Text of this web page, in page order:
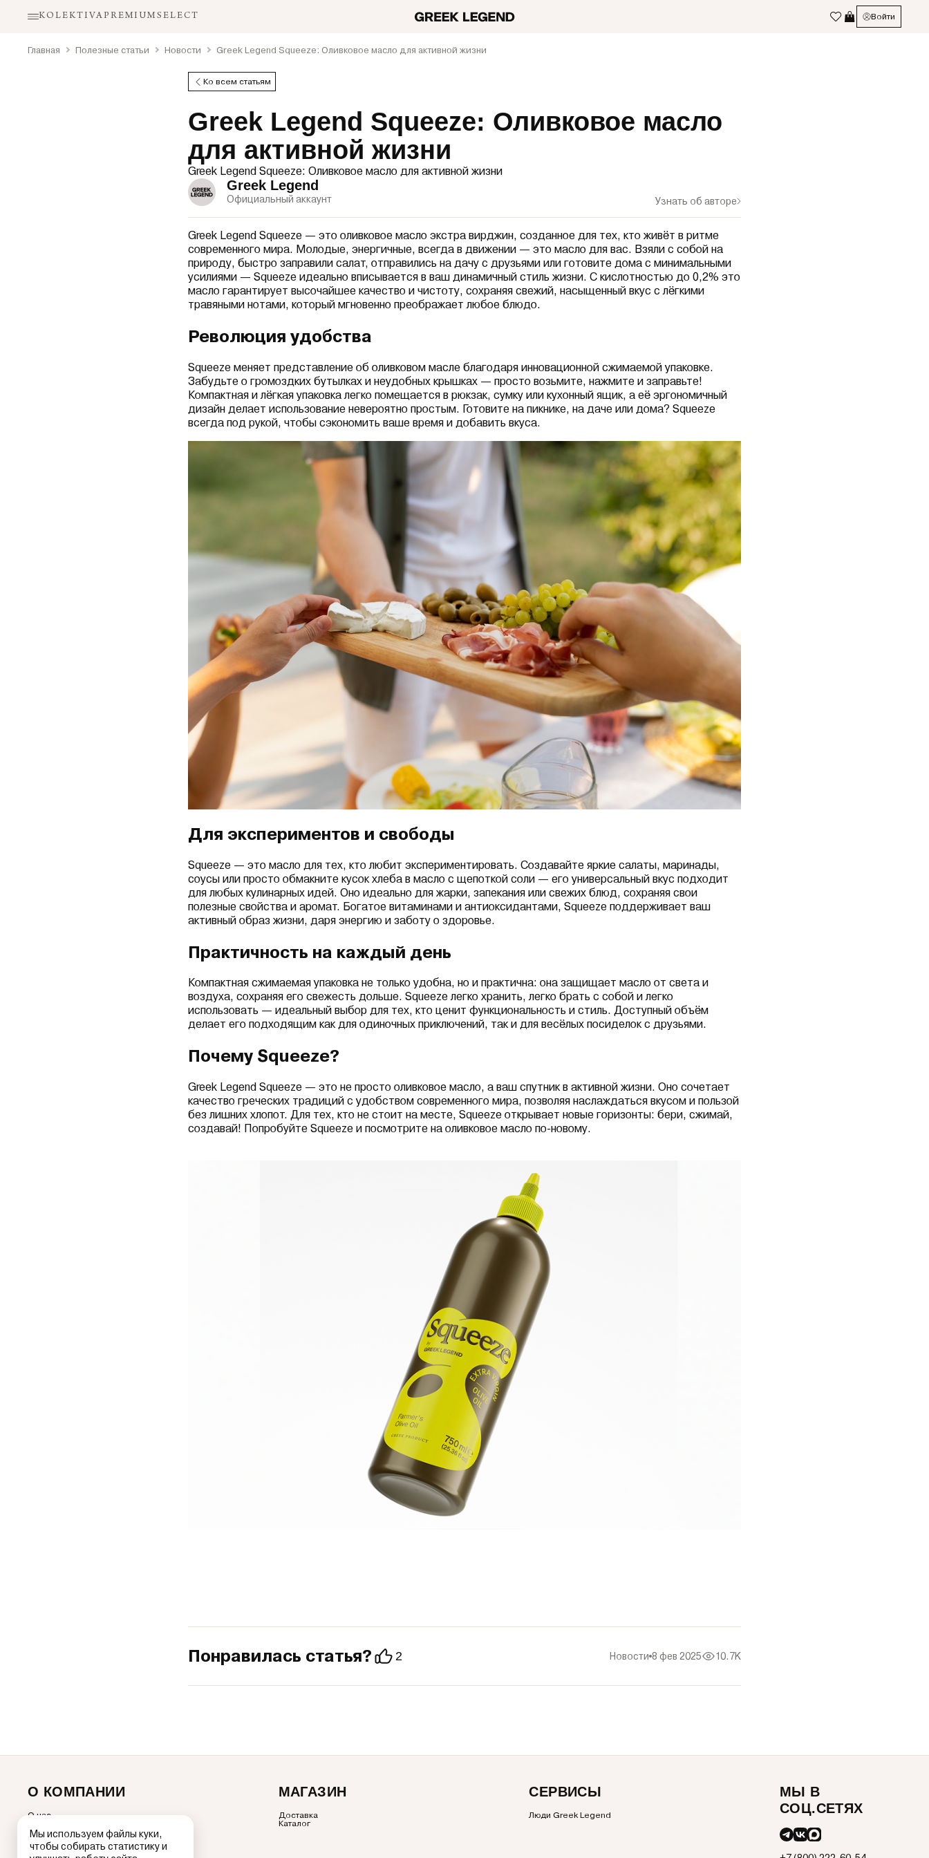
KOLEKTIVAPREMIUMSELECT Войти
Главная Полезные статьи Новости Greek Legend Squeeze: Оливковое масло для активной жизни
Ко всем статьям
Greek Legend Squeeze: Оливковое масло
для активной жизни
Greek Legend Squeeze: Оливковое масло для активной жизни
Greek Legend
Официальный аккаунт Узнать об авторе
Greek Legend Squeeze — это оливковое масло экстра вирджин, созданное для тех, кто живёт в ритме
современного мира. Молодые, энергичные, всегда в движении — это масло для вас. Взяли с собой на
природу, быстро заправили салат, отправились на дачу с друзьями или готовите дома с минимальными
усилиями — Squeeze идеально вписывается в ваш динамичный стиль жизни. С кислотностью до 0,2% это
масло гарантирует высочайшее качество и чистоту, сохраняя свежий, насыщенный вкус с лёгкими
травяными нотами, который мгновенно преображает любое блюдо.
Революция удобства
Squeeze меняет представление об оливковом масле благодаря инновационной сжимаемой упаковке.
Забудьте о громоздких бутылках и неудобных крышках — просто возьмите, нажмите и заправьте!
Компактная и лёгкая упаковка легко помещается в рюкзак, сумку или кухонный ящик, а её эргономичный
дизайн делает использование невероятно простым. Готовите на пикнике, на даче или дома? Squeeze
всегда под рукой, чтобы сэкономить ваше время и добавить вкуса.
Для экспериментов и свободы
Squeeze — это масло для тех, кто любит экспериментировать. Создавайте яркие салаты, маринады,
соусы или просто обмакните кусок хлеба в масло с щепоткой соли — его универсальный вкус подходит
для любых кулинарных идей. Оно идеально для жарки, запекания или свежих блюд, сохраняя свои
полезные свойства и аромат. Богатое витаминами и антиоксидантами, Squeeze поддерживает ваш
активный образ жизни, даря энергию и заботу о здоровье.
Практичность на каждый день
Компактная сжимаемая упаковка не только удобна, но и практична: она защищает масло от света и
воздуха, сохраняя его свежесть дольше. Squeeze легко хранить, легко брать с собой и легко
использовать — идеальный выбор для тех, кто ценит функциональность и стиль. Доступный объём
делает его подходящим как для одиночных приключений, так и для весёлых посиделок с друзьями.
Почему Squeeze?
Greek Legend Squeeze — это не просто оливковое масло, а ваш спутник в активной жизни. Оно сочетает
качество греческих традиций с удобством современного мира, позволяя наслаждаться вкусом и пользой
без лишних хлопот. Для тех, кто не стоит на месте, Squeeze открывает новые горизонты: бери, сжимай,
создавай! Попробуйте Squeeze и посмотрите на оливковое масло по-новому.
Понравилась статья? 2 Новости 8 фев 2025 10.7K
О КОМПАНИИ
О нас
Акции
Рецепты
Качество
МАГАЗИН
Доставка
Каталог
СЕРВИСЫ
Люди Greek Legend
МЫ В
СОЦ.СЕТЯХ
Мы используем файлы куки,
чтобы собирать статистику и